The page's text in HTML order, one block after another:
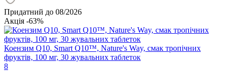
Придатний до 08/2026
Акція -63%
Коензим Q10, Smart Q10™, Nature's Way, смак тропічних
фруктів, 100 мг, 30 жувальних таблеток
8